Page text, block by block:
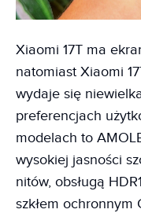
Xiaomi 17T ma
natomiast Xiaomi
wydaje się
preferencjach
modelach to
wysokiej jasności
nitów, obsługą
szkłem ochronnym